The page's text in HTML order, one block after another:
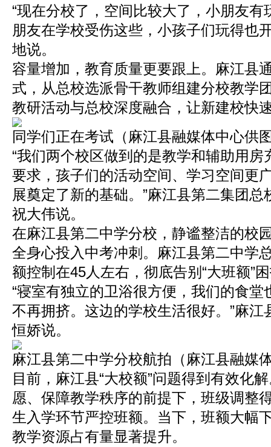
“现在分校了，空间比较大了，小朋友
朋友在学校受伤这些，小孩子们玩得也
地说。
容量增加，教育质量更要跟上。麻江县
式，从总校选派骨干教师组建分校教学
教研活动与总校深度融合，让新建校快
同学们正在考试（麻江县融媒体中心供
“我们两个校区做到的是教学和辅助用
要求，孩子们的活动空间、学习空间更
展奠定了新的基础。”麻江县第二集团
祝大伟说。
在麻江县第二中学分校，静谧整洁的校
全身心投入中考冲刺。麻江县第二中学
额控制在45人左右，彻底告别“大班额”
“寝室有独立的卫浴很方便，我们的食
不再拥挤。这边的学校生活很好。”麻
恒娇说。
麻江县第二中学分校航拍（麻江县融媒
目前，麻江县“大校额”问题得到有效化
愿、保障教学秩序的前提下，班级调整
生入学环节严控班额。当下，班额大幅
教学资源占有量显著提升。